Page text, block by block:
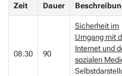
Zeit Dauer
08.30 90
Sicherheit im
Umgang mit
Internet und
sozialen